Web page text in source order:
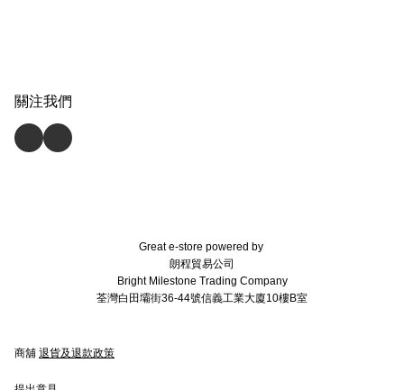
關注我們
Great e-store powered by
朗程貿易公司
Bright Milestone Trading Company
荃灣白田壩街36-44號信義工業大廈10樓B室
商舖 退貨及退款政策